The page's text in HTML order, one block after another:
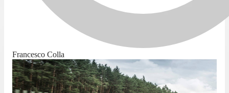
Francesco Colla